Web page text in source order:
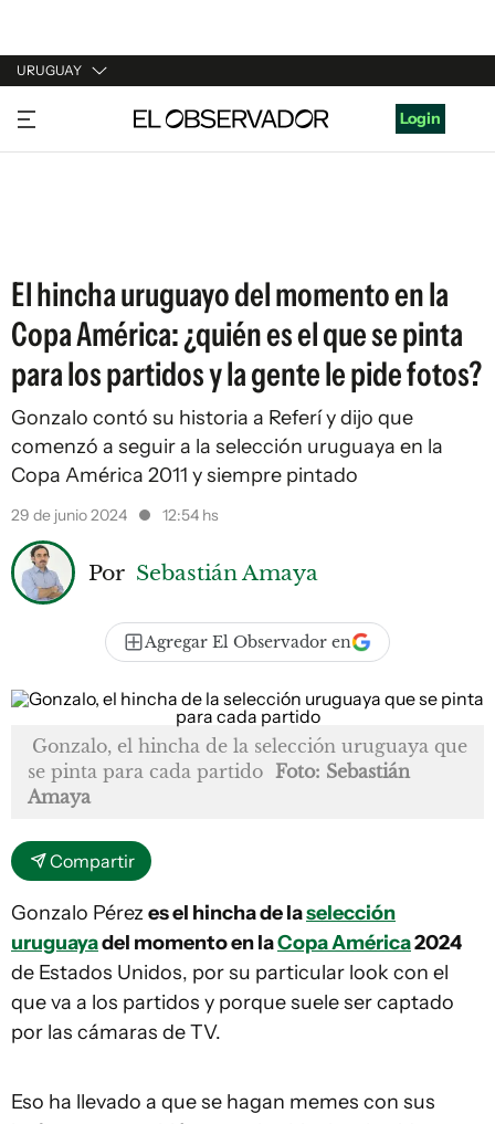
URUGUAY
URUGUAY
ARGENTINA
Login
El hincha uruguayo del momento en la
Copa América: ¿quién es el que se pinta
para los partidos y la gente le pide fotos?
Gonzalo contó su historia a Referí y dijo que
comenzó a seguir a la selección uruguaya en la
Copa América 2011 y siempre pintado
29 de junio 2024 12:54 hs
Por Sebastián Amaya
Agregar El Observador en
Gonzalo, el hincha de la selección uruguaya que
se pinta para cada partido Foto: Sebastián
Amaya
Compartir
Gonzalo Pérez es el hincha de laselección
uruguayadel momento en laCopa América2024
de Estados Unidos, por su particular look con el
que va a los partidos y porque suele ser captado
por las cámaras de TV.
Eso ha llevado a que se hagan memes con sus